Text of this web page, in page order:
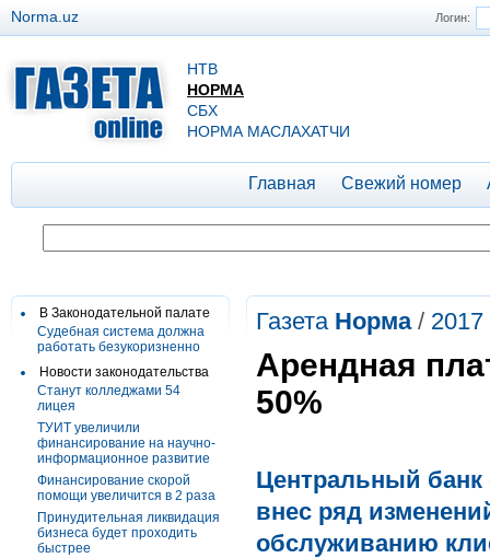
Логин:
Norma.uz
НТВ
НОРМА
СБХ
НОРМА МАСЛАХАТЧИ
Главная Свежий номер
В Законодательной палате
Судебная система должна
работать безукоризненно
Новости законодательства
Станут колледжами 54
лицея
ТУИТ увеличили
финансирование на научно-
информационное развитие
Финансирование скорой
помощи увеличится в 2 раза
Принудительная ликвидация
бизнеса будет проходить
быстрее
Газета Норма/ 2017
Арендная
50%
Центральный банк
внес ряд
обслуживанию